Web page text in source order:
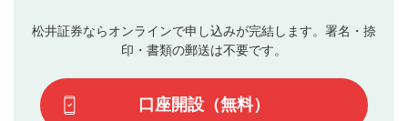
3
動画の評価
です）
評価およびコメントは当社にて審査のうえ、掲載となり
ます。掲載されるまでに日数がかかる場合や掲載されない
てはお答えできません。各動画コンテンツへの掲載をもっ
て結果のご連絡といたします。ご了承ください。
松井証券ならオンラインで申し込みが完結します。署名・捺
印・書類の郵送は不要です。
口座開設（無料）